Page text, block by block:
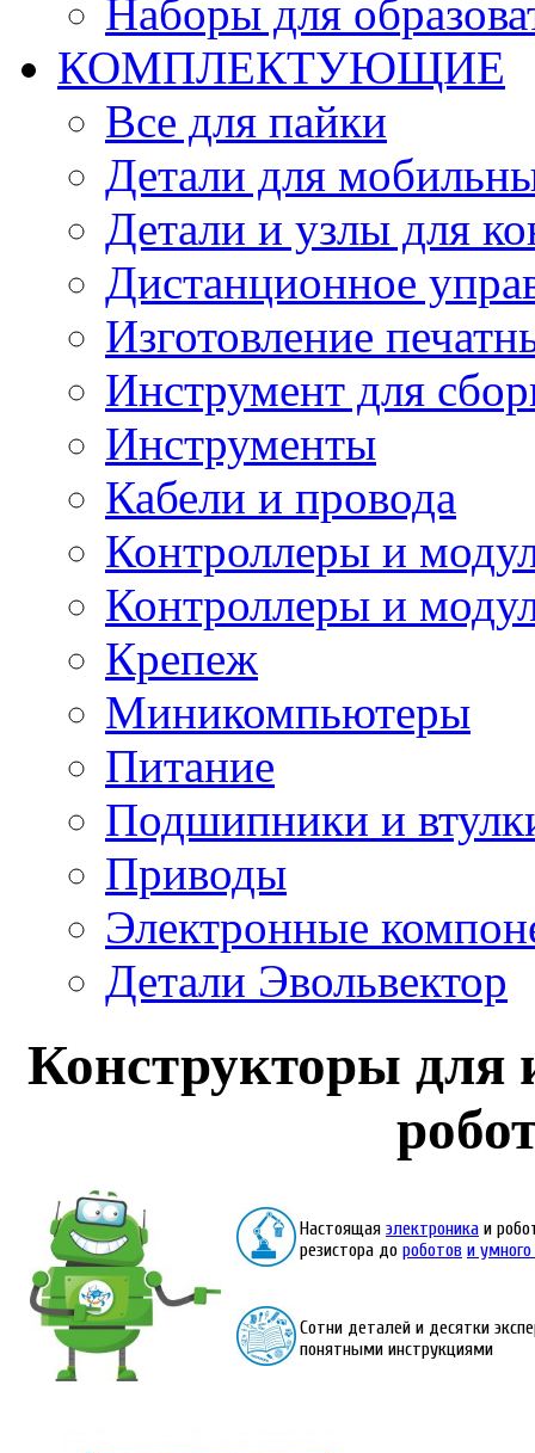
Наборы для
КОМПЛЕКТУЮЩИЕ
Все для пайки
Детали для
Детали и узлы для
Дистанционное
Изготовление
Инструмент для
Инструменты
Кабели и провода
Контроллеры и
Контроллеры и
Крепеж
Миникомпьютеры
Питание
Подшипники и
Приводы
Электронные
Детали Эвольвектор
Конструкторы для
Настоящая электроника и
резистора до роботов и
Сотни деталей и десятки
понятными инструкциями